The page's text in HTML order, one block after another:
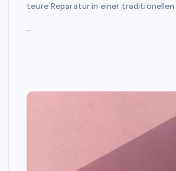
teure Reparatur in einer traditionellen
…